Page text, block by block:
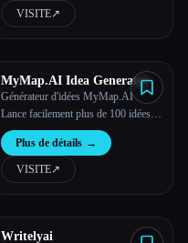
VISITE↗︎
MyMap.AI Idea Generator
Générateur d'idées MyMap.AI -
Lance facilement plus de 100 idées
géniales en 3 secondes, idéal pour le
brainstorming et la création de
contenu
Plus de détails →
VISITE↗︎
Writelyai